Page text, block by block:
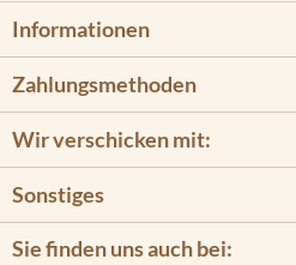
Informationen
Sie finden uns auch bei:
Zahlungsmethoden
Wir verschicken mit:
Sonstiges